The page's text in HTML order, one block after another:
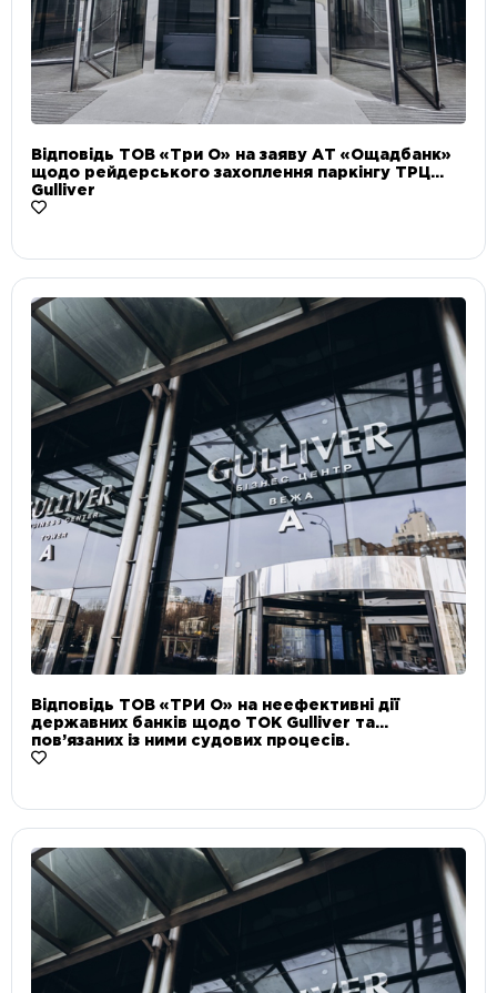
Відповідь ТОВ «Три О» на заяву АТ «Ощадбанк»
щодо рейдерського захоплення паркінгу ТРЦ
Gulliver
Відповідь ТОВ «ТРИ О» на неефективні дії
державних банків щодо ТОК Gulliver та
пов’язаних із ними судових процесів.